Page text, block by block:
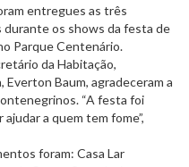
entregues as três
durante os shows da festa de
Parque Centenário.
da Habitação,
Baum, agradeceram a
“A festa foi
a quem tem fome”,
foram: Casa Lar